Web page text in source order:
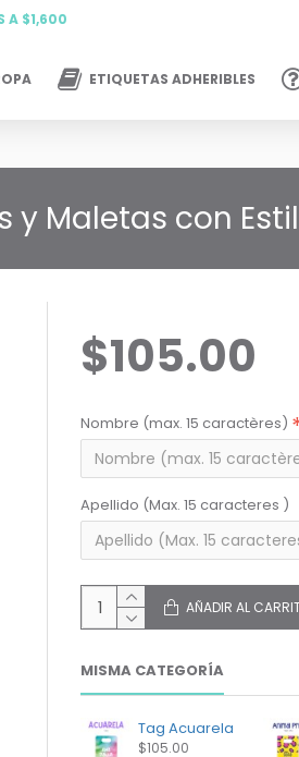
A $1,600
ETIQUETAS ADHERIBLES
y Maletas con
$105.00
Nombre (max. 15 caractères)
Apellido (Max. 15 caracteres )
AÑADIR AL
MISMA CATEGORÍA
Tag Acuarela
$105.00